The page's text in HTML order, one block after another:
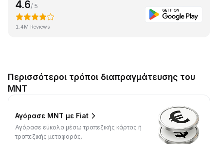
4.6/ 5
1.4M Reviews
Περισσότεροι τρόποι διαπραγμάτευσης του
MNT
Αγόρασε MNT με Fiat
Αγόρασε εύκολα μέσω τραπεζικής κάρτας ή
τραπεζικής μεταφοράς.